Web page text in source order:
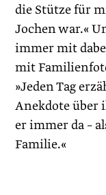
die Stütze für
Jochen war.«
immer mit
mit
»Jeden Tag
Anekdote über
er ­immer da –
Familie.«